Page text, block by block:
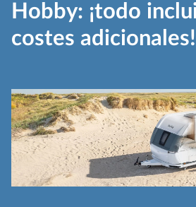
Hobby: ¡todo
costes adicionales!